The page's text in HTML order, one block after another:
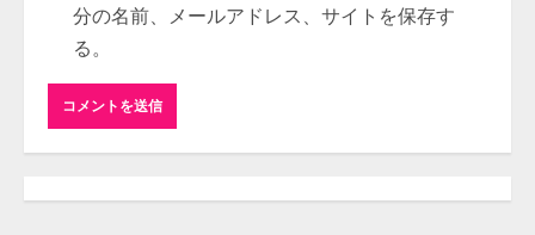
分の名前、メールアドレス、サイトを保存す
る。